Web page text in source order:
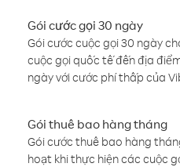
Gói cước gọi 30 ngày
Gói cước cuộc gọi 30 ngày
cuộc gọi quốc tế đến địa
ngày với cước phí thấp của
Gói thuê bao hàng tháng
Gói cước thuê bao hàng
hoạt khi thực hiện các cuộc